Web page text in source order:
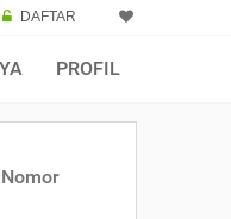
DAFTAR
PROFIL